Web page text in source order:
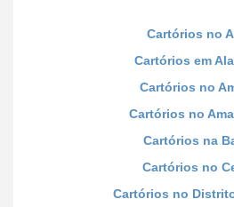
Cartórios no
Cartórios em
Cartórios no
Cartórios no
Cartórios na
Cartórios no
Cartórios no